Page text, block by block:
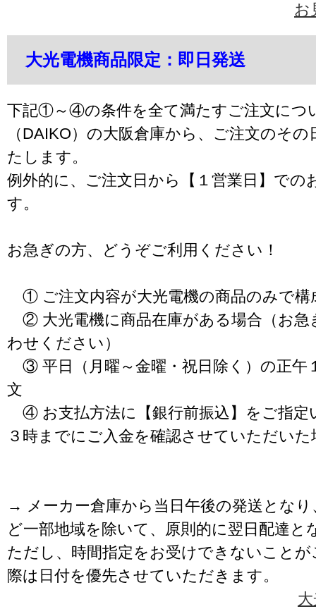
お
大光電機商品限定：即日発送
下記①～④の条件を全て満たすご注文につ
（DAIKO）の大阪倉庫から、ご注文のそ
たします。
例外的に、ご注文日から【１営業日】での
す。
お急ぎの方、どうぞご利用ください！
① ご注文内容が大光電機の商品のみで構
② 大光電機に商品在庫がある場合（お急
わせください）
③ 平日（月曜～金曜・祝日除く）の正午
文
④ お支払方法に【銀行前振込】をご指定
３時までにご入金を確認させていただいた
→ メーカー倉庫から当日午後の発送となり
ど一部地域を除いて、原則的に翌日配達と
ただし、時間指定をお受けできないこと
際は日付を優先させていただきます。